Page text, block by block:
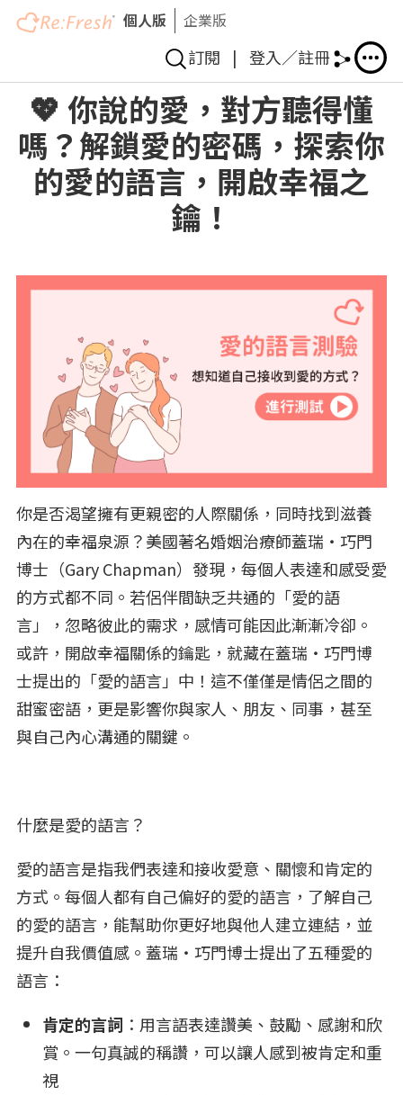
Skip
main
content
個人版 企業版
訂閱 | 登入／註冊
💖 你說的愛，對方聽得懂
嗎？解鎖愛的密碼，探索你
的愛的語言，開啟幸福之
鑰！
你是否渴望擁有更親密的人際關係，同時找到滋養
內在的幸福泉源？美國著名婚姻治療師蓋瑞‧巧門
博士（Gary Chapman）發現，每個人表達和感受愛
的方式都不同。若侶伴間缺乏共通的「愛的語
言」，忽略彼此的需求，感情可能因此漸漸冷卻。
或許，開啟幸福關係的鑰匙，就藏在蓋瑞‧巧門博
士提出的「愛的語言」中！這不僅僅是情侶之間的
甜蜜密語，更是影響你與家人、朋友、同事，甚至
與自己內心溝通的關鍵。
什麼是愛的語言？
愛的語言是指我們表達和接收愛意、關懷和肯定的
方式。每個人都有自己偏好的愛的語言，了解自己
的愛的語言，能幫助你更好地與他人建立連結，並
提升自我價值感。蓋瑞‧巧門博士提出了五種愛的
語言：
肯定的言詞 ：用言語表達讚美、鼓勵、感謝和欣
賞。一句真誠的稱讚，可以讓人感到被肯定和重
視